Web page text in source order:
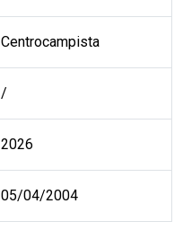
Centrocampista
/
2026
05/04/2004